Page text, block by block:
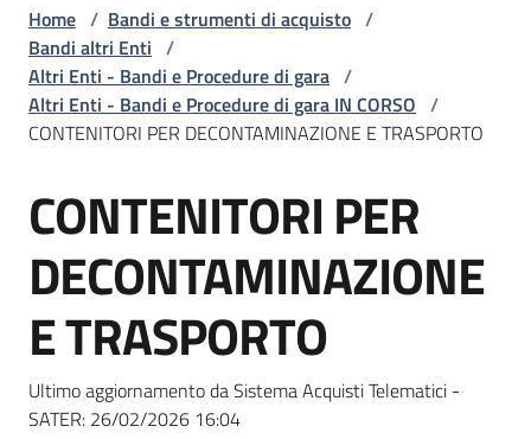
telematici
L'Agenzia
Bandi
strumenti
acquisto
Supporto
Home / Bandi e strumenti di acquisto /
Bandi altri Enti /
Altri Enti - Bandi e Procedure di gara /
Altri Enti - Bandi e Procedure di gara IN CORSO /
CONTENITORI PER DECONTAMINAZIONE E TRASPORTO
Salta al contenuto
CONTENITORI PER
DECONTAMINAZIONE
E TRASPORTO
Ultimo aggiornamento da Sistema Acquisti Telematici -
SATER: 26/02/2026 16:04